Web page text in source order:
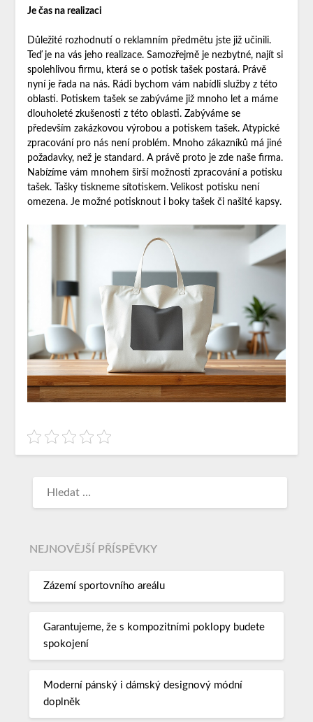
Je čas na realizaci
Důležité rozhodnutí o reklamním předmětu jste již učinili.
Teď je na vás jeho realizace. Samozřejmě je nezbytné, najít si
spolehlivou firmu, která se o potisk tašek postará. Právě
nyní je řada na nás. Rádi bychom vám nabídli služby z této
oblasti. Potiskem tašek se zabýváme již mnoho let a máme
dlouholeté zkušenosti z této oblasti. Zabýváme se
především zakázkovou výrobou a potiskem tašek. Atypické
zpracování pro nás není problém. Mnoho zákazníků má jiné
požadavky, než je standard. A právě proto je zde naše firma.
Nabízíme vám mnohem širší možnosti zpracování a potisku
tašek. Tašky tiskneme sítotiskem. Velikost potisku není
omezena. Je možné potisknout i boky tašek či našité kapsy.
NEJNOVĚJŠÍ PŘÍSPĚVKY
Zázemí sportovního areálu
Garantujeme, že s kompozitními poklopy budete
spokojení
Moderní pánský i dámský designový módní
doplněk